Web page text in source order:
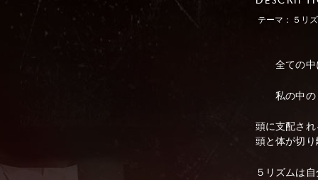
テーマ：５リ
全ての中
私の中の
頭に支配さ
頭と体が切
５リズムは